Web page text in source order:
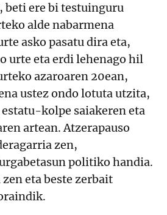
ere bi testuinguru
alde nabarmena
asko pasatu dira eta,
urte eta erdi lehenago hil
azaroaren 20ean,
ustez ondo lotuta utzita,
kolpe saiakeren eta
artean. Atzerapauso
zen,
politiko handia.
eta beste zerbait